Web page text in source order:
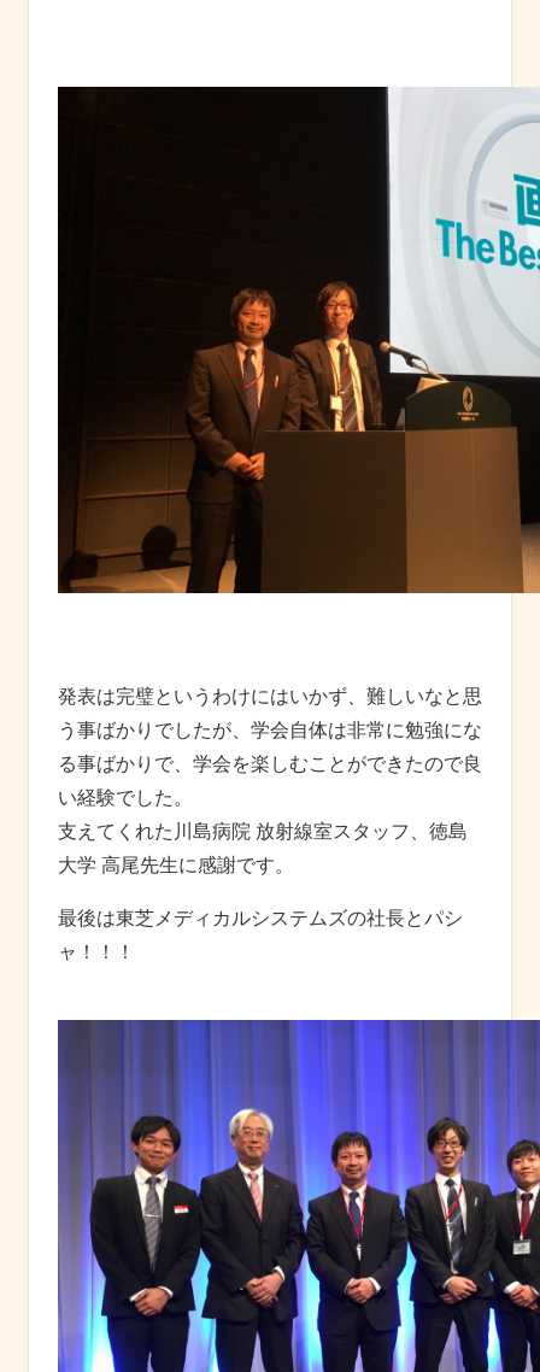
発表は完璧というわけにはいかず、難しいなと思
う事ばかりでしたが、学会自体は非常に勉強にな
る事ばかりで、学会を楽しむことができたので良
い経験でした。
支えてくれた川島病院 放射線室スタッフ、徳島
大学 高尾先生に感謝です。
最後は東芝メディカルシステムズの社長とパシ
ャ！！！